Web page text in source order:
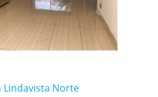
Lindavista Norte